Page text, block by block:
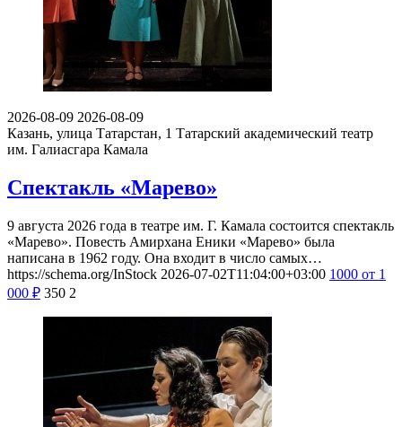
2026-08-09 2026-08-09
Казань, улица Татарстан, 1 Татарский академический театр
им. Галиасгара Камала
Спектакль «Марево»
9 августа 2026 года в театре им. Г. Камала состоится спектакль
«Марево». Повесть Амирхана Еники «Марево» была
написана в 1962 году. Она входит в число самых…
https://schema.org/InStock 2026-07-02T11:04:00+03:00 1000 от 1
000 ₽ 350 2